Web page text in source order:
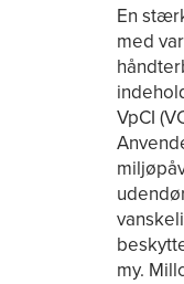
En
med
VpCI
my.